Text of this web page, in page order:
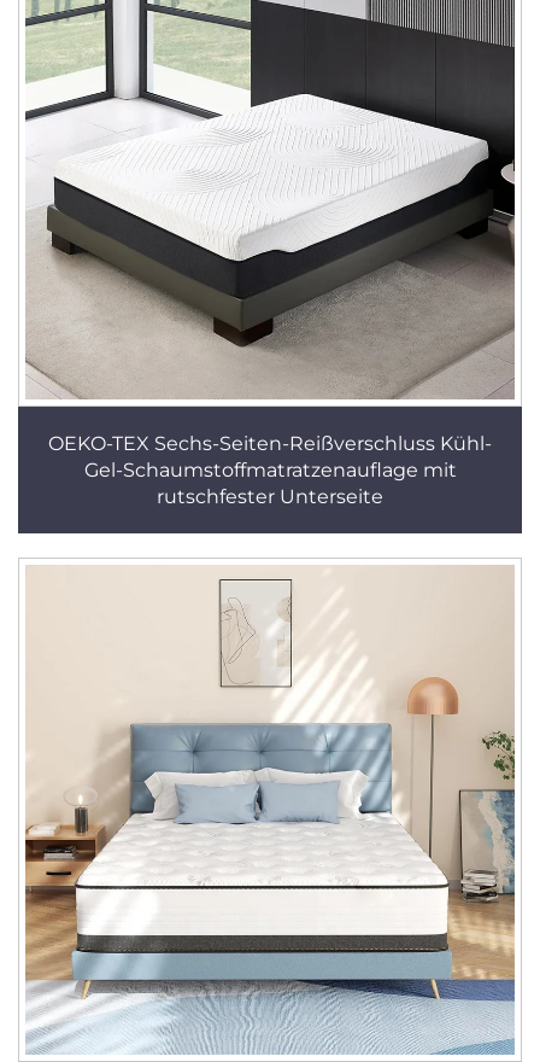
OEKO-TEX Sechs-Seiten-Reißverschluss Kühl-
Gel-Schaumstoffmatratzenauflage mit
rutschfester Unterseite